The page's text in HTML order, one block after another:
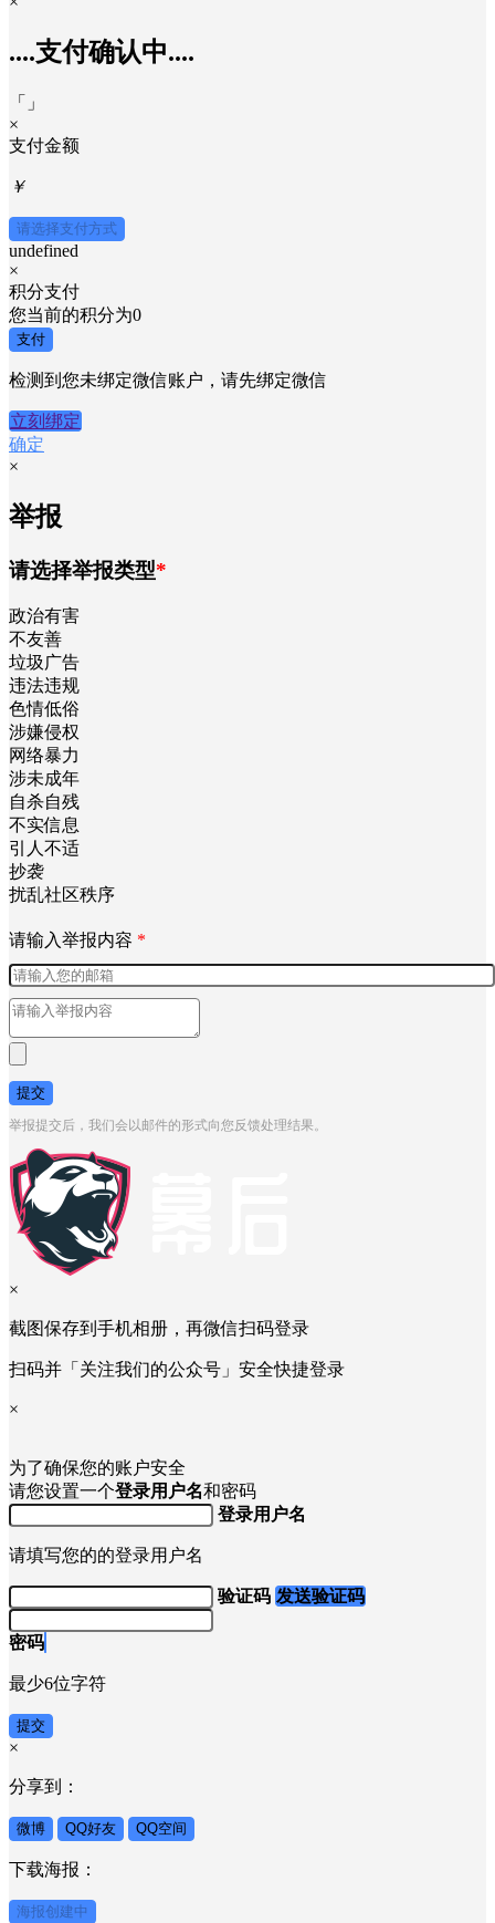
....支付确认中....
「
」
×
支付金额
￥
请选择支付方式
undefined
×
积分支付
您当前的积分为0
支付
检测到您未绑定微信账户，请先绑定微信
立刻绑定
确定
×
举报
请选择举报类型*
政治有害
不友善
垃圾广告
违法违规
色情低俗
涉嫌侵权
网络暴力
涉未成年
自杀自残
不实信息
引人不适
抄袭
扰乱社区秩序
请输入举报内容 *
提交
举报提交后，我们会以邮件的形式向您反馈处理结果。
×
截图保存到手机相册，再微信扫码登录
扫码并「关注我们的公众号」安全快捷登录
×
为了确保您的账户安全
请您设置一个登录用户名和密码
登录用户名
请填写您的的登录用户名
验证码 发送验证码
密码
最少6位字符
提交
×
分享到：
微博 QQ好友 QQ空间
下载海报：
海报创建中